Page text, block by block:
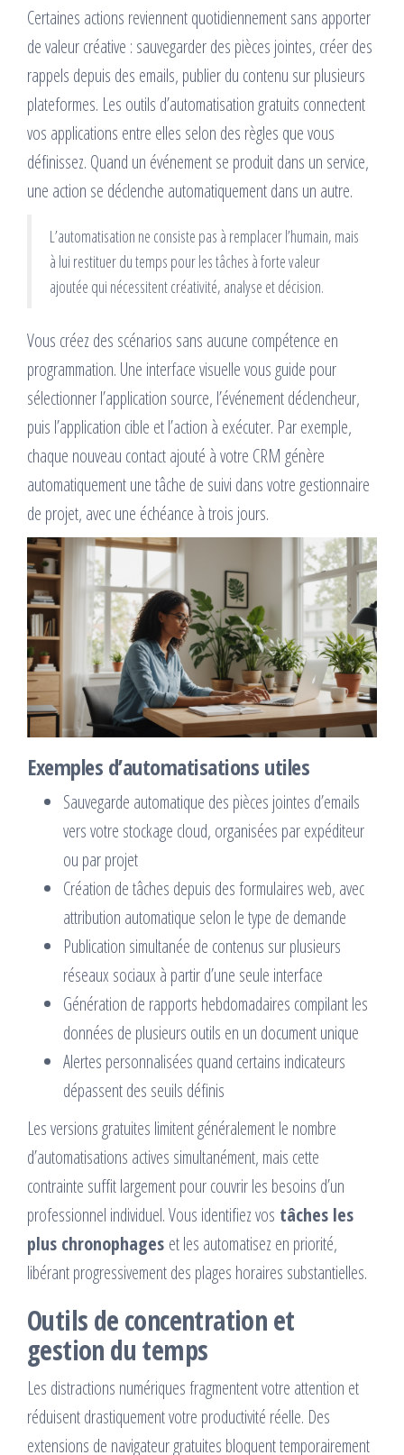
Certaines actions reviennent quotidiennement sans apporter
de valeur créative : sauvegarder des pièces jointes, créer des
rappels depuis des emails, publier du contenu sur plusieurs
plateformes. Les outils d’automatisation gratuits connectent
vos applications entre elles selon des règles que vous
définissez. Quand un événement se produit dans un service,
une action se déclenche automatiquement dans un autre.
L’automatisation ne consiste pas à remplacer l’humain, mais
à lui restituer du temps pour les tâches à forte valeur
ajoutée qui nécessitent créativité, analyse et décision.
Vous créez des scénarios sans aucune compétence en
programmation. Une interface visuelle vous guide pour
sélectionner l’application source, l’événement déclencheur,
puis l’application cible et l’action à exécuter. Par exemple,
chaque nouveau contact ajouté à votre CRM génère
automatiquement une tâche de suivi dans votre gestionnaire
de projet, avec une échéance à trois jours.
Exemples d’automatisations utiles
Sauvegarde automatique des pièces jointes d’emails
vers votre stockage cloud, organisées par expéditeur
ou par projet
Création de tâches depuis des formulaires web, avec
attribution automatique selon le type de demande
Publication simultanée de contenus sur plusieurs
réseaux sociaux à partir d’une seule interface
Génération de rapports hebdomadaires compilant les
données de plusieurs outils en un document unique
Alertes personnalisées quand certains indicateurs
dépassent des seuils définis
Les versions gratuites limitent généralement le nombre
d’automatisations actives simultanément, mais cette
contrainte suffit largement pour couvrir les besoins d’un
professionnel individuel. Vous identifiez vos tâches les
plus chronophages et les automatisez en priorité,
libérant progressivement des plages horaires substantielles.
Outils de concentration et
gestion du temps
Les distractions numériques fragmentent votre attention et
réduisent drastiquement votre productivité réelle. Des
extensions de navigateur gratuites bloquent temporairement